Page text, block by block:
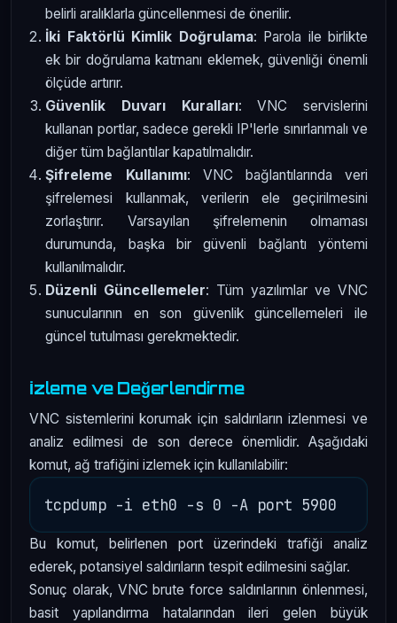
belirli aralıklarla güncellenmesi de önerilir.
İki Faktörlü Kimlik Doğrulama: Parola ile birlikte
ek bir doğrulama katmanı eklemek, güvenliği önemli
ölçüde artırır.
Güvenlik Duvarı Kuralları: VNC servislerini
kullanan portlar, sadece gerekli IP'lerle sınırlanmalı ve
diğer tüm bağlantılar kapatılmalıdır.
Şifreleme Kullanımı: VNC bağlantılarında veri
şifrelemesi kullanmak, verilerin ele geçirilmesini
zorlaştırır. Varsayılan şifrelemenin olmaması
durumunda, başka bir güvenli bağlantı yöntemi
kullanılmalıdır.
Düzenli Güncellemeler: Tüm yazılımlar ve VNC
sunucularının en son güvenlik güncellemeleri ile
güncel tutulması gerekmektedir.
İzleme ve Değerlendirme
VNC sistemlerini korumak için saldırıların izlenmesi ve
analiz edilmesi de son derece önemlidir. Aşağıdaki
komut, ağ trafiğini izlemek için kullanılabilir:
Bu komut, belirlenen port üzerindeki trafiği analiz
ederek, potansiyel saldırıların tespit edilmesini sağlar.
Sonuç olarak, VNC brute force saldırılarının önlenmesi,
basit yapılandırma hatalarından ileri gelen büyük